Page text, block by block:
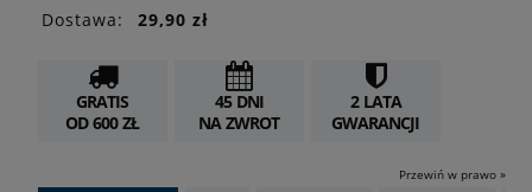
Dostawa:
29,90 zł
GRATIS
OD 600 ZŁ
45 DNI
NA ZWROT
2 LATA
GWARANCJI
Przewiń w prawo »